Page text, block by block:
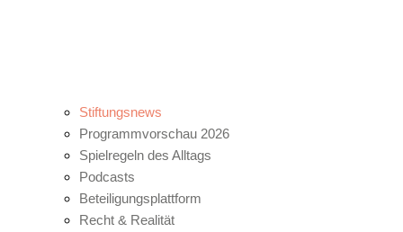
Stiftungsnews
Programmvorschau 2026
Spielregeln des Alltags
Podcasts
Beteiligungsplattform
Recht & Realität